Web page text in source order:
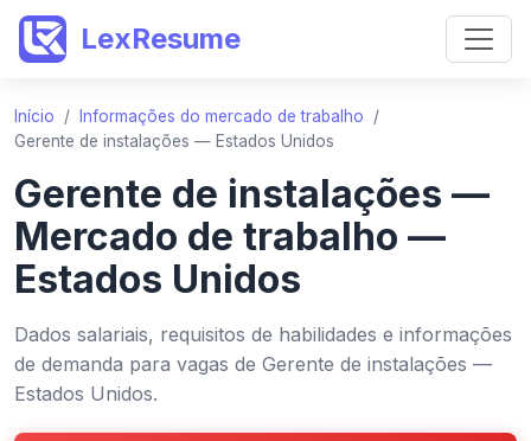
LexResume
Início / Informações do mercado de trabalho
/
Gerente de instalações — Estados Unidos
Gerente de instalações —
Mercado de trabalho —
Estados Unidos
Dados salariais, requisitos de habilidades e informações
de demanda para vagas de Gerente de instalações —
Estados Unidos.